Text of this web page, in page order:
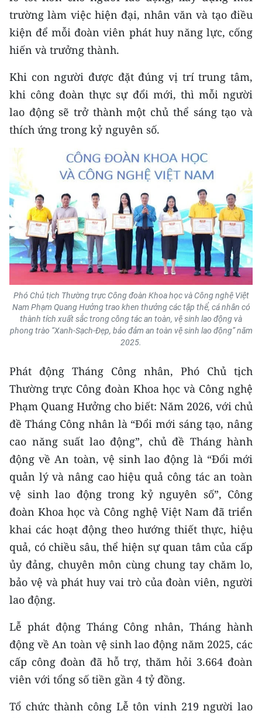
trường làm việc hiện đại, nhân văn và tạo điều
kiện để mỗi đoàn viên phát huy năng lực, cống
hiến và trưởng thành.
Khi con người được đặt đúng vị trí trung tâm,
khi công đoàn thực sự đổi mới, thì mỗi người
lao động sẽ trở thành một chủ thể sáng tạo và
thích ứng trong kỷ nguyên số.
Phó Chủ tịch Thường trực Công đoàn Khoa học và Công nghệ Việt
Nam Phạm Quang Hưởng trao khen thưởng các tập thể, cá nhân có
thành tích xuất sắc trong công tác an toàn, vệ sinh lao động và
phong trào “Xanh-Sạch-Đẹp, bảo đảm an toàn vệ sinh lao động” năm
2025.
Phát động Tháng Công nhân, Phó Chủ tịch
Thường trực Công đoàn Khoa học và Công nghệ
Phạm Quang Hưởng cho biết: Năm 2026, với chủ
đề Tháng Công nhân là “Đổi mới sáng tạo, nâng
cao năng suất lao động”, chủ đề Tháng hành
động về An toàn, vệ sinh lao động là “Đổi mới
quản lý và nâng cao hiệu quả công tác an toàn
vệ sinh lao động trong kỷ nguyên số”, Công
đoàn Khoa học và Công nghệ Việt Nam đã triển
khai các hoạt động theo hướng thiết thực, hiệu
quả, có chiều sâu, thể hiện sự quan tâm của cấp
ủy đảng, chuyên môn cùng chung tay chăm lo,
bảo vệ và phát huy vai trò của đoàn viên, người
lao động.
Lễ phát động Tháng Công nhân, Tháng hành
động về An toàn vệ sinh lao động năm 2025, các
cấp công đoàn đã hỗ trợ, thăm hỏi 3.664 đoàn
viên với tổng số tiền gần 4 tỷ đồng.
Tổ chức thành công Lễ tôn vinh 219 người lao